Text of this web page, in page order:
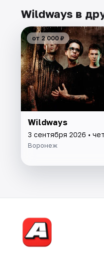
Wildways в
от 2 000 ₽
Wildways
3 сентября 2026 •
Воронеж